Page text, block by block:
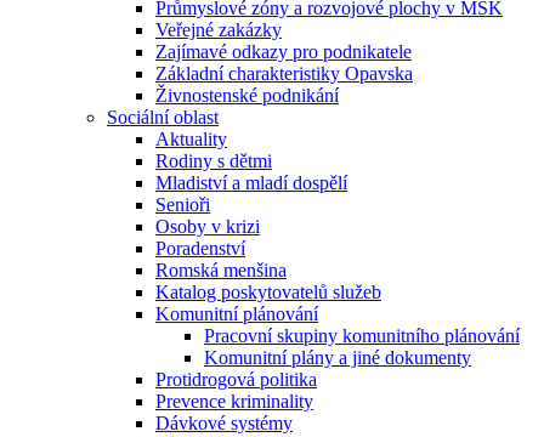
Průmyslové zóny a rozvojové plochy v MSK
Veřejné zakázky
Zajímavé odkazy pro podnikatele
Základní charakteristiky Opavska
Živnostenské podnikání
Sociální oblast
Aktuality
Rodiny s dětmi
Mladiství a mladí dospělí
Senioři
Osoby v krizi
Poradenství
Romská menšina
Katalog poskytovatelů služeb
Komunitní plánování
Pracovní skupiny komunitního plánování
Komunitní plány a jiné dokumenty
Protidrogová politika
Prevence kriminality
Dávkové systémy